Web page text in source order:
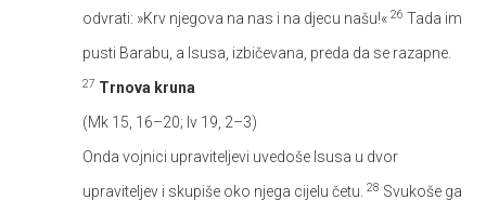
odvrati: »Krv njegova na nas i na djecu našu!« 26 Tada im
pusti Barabu, a Isusa, izbičevana, preda da se razapne.
27 Trnova kruna
(Mk 15, 16–20; Iv 19, 2–3)
Onda vojnici upraviteljevi uvedoše Isusa u dvor
upraviteljev i skupiše oko njega cijelu četu. 28 Svukoše ga